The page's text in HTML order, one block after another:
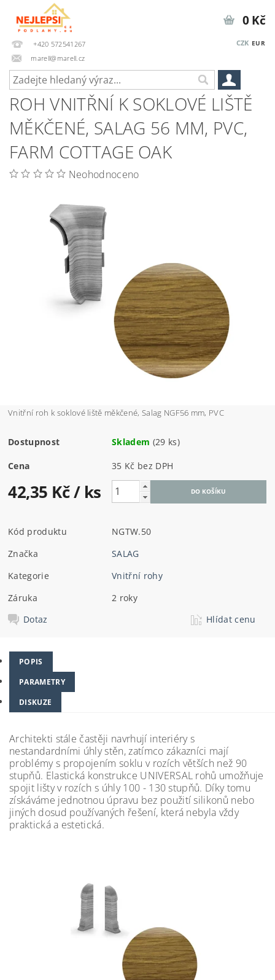
+420 572541267
marell@marell.cz
CZK EUR
0 Kč
ROH VNITŘNÍ K SOKLOVÉ LIŠTĚ
MĚKČENÉ, SALAG 56 MM, PVC,
FARM COTTAGE OAK
Neohodnoceno
Vnitřní roh k soklové liště měkčené, Salag NGF56 mm, PVC
Dostupnost Skladem (29 ks)
Cena 35 Kč bez DPH
42,35 Kč/ ks
Kód produktu
NGTW.50
Značka
SALAG
Kategorie
Vnitřní rohy
Záruka
2 roky
Dotaz
Hlídat cenu
POPIS
PARAMETRY
DISKUZE
Architekti stále častěji navrhují interiéry s
nestandardními úhly stěn, zatímco zákazníci mají
problémy s propojením soklu v rozích větších než 90
stupňů. Elastická konstrukce UNIVERSAL rohů umožňuje
spojit lišty v rozích s úhly 100 - 130 stupňů. Díky tomu
získáváme jednotnou úpravu bez použití silikonů nebo
jiných dosud používaných řešení, která nebyla vždy
praktická a estetická.